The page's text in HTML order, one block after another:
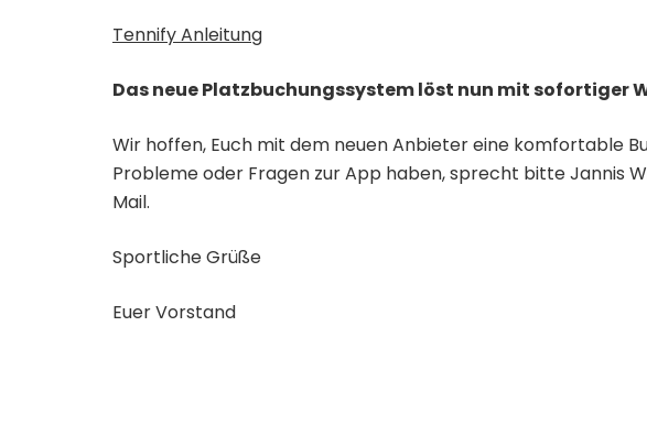
Tennify Anleitung
Das neue Platzbuchungssystem löst nun mit sofortiger
Wir hoffen, Euch mit dem neuen Anbieter eine komfortable
Probleme oder Fragen zur App haben, sprecht bitte Jannis
Mail.
Sportliche Grüße
Euer Vorstand